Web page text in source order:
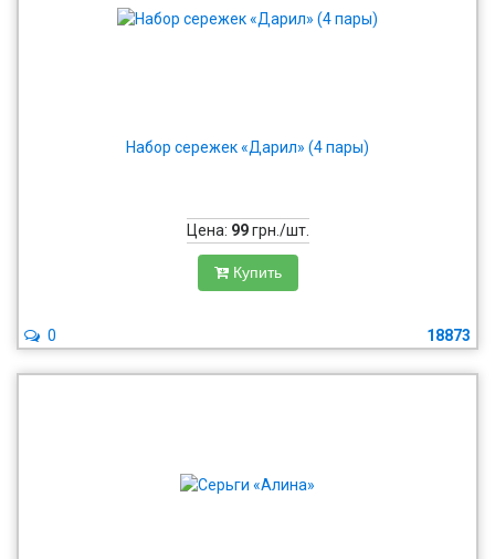
Набор сережек «Дарил» (4 пары)
Цена: 99грн./шт.
Купить
18873
0